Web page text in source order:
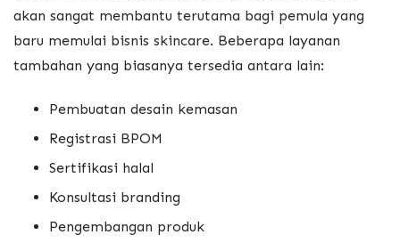
akan sangat membantu terutama bagi pemula yang
baru memulai bisnis skincare. Beberapa layanan
tambahan yang biasanya tersedia antara lain:
Pembuatan desain kemasan
Registrasi BPOM
Sertifikasi halal
Konsultasi branding
Pengembangan produk